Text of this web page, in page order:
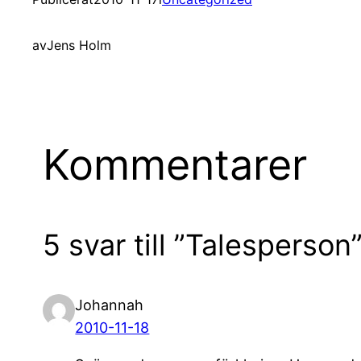
avJens Holm
Kommentarer
5 svar till
Johannah
2010-11-18